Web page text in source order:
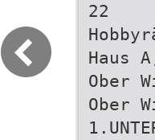
22
Haus
Ober
Ober